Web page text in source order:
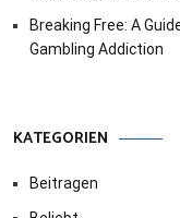
Breaking Free: A
Gambling Addiction
KATEGORIEN
Beitragen